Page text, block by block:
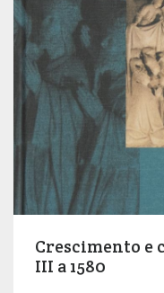
Crescimento e
III a 1580